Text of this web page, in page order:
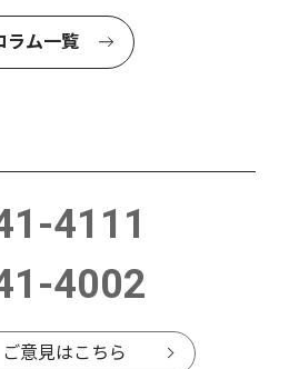
ラム一覧
4111
4002
意見はこちら